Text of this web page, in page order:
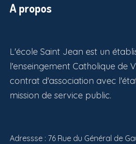
A propos
L'école Saint Jean est un
l'enseingement Catholique de
contrat d'association avec
mission de service public.
Adressse : 76 Rue du Général de